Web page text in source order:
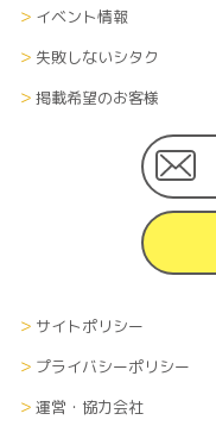
イベント情報
失敗しないシタク
掲載希望のお客様
サイトポリシー
プライバシーポリシー
運営・協力会社